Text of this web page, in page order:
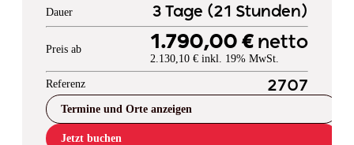
Dauer 3 Tage (21 Stunden)
Preis ab 1.790,00 € netto
2.130,10 € inkl. 19% MwSt.
Referenz 2707
Termine und Orte anzeigen
Jetzt buchen